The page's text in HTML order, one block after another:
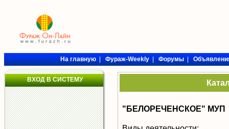
На главную|Фураж-Weekly|Форумы|
ВХОД В СИСТЕМУ
"БЕЛОРЕЧЕНСКОЕ" МУП